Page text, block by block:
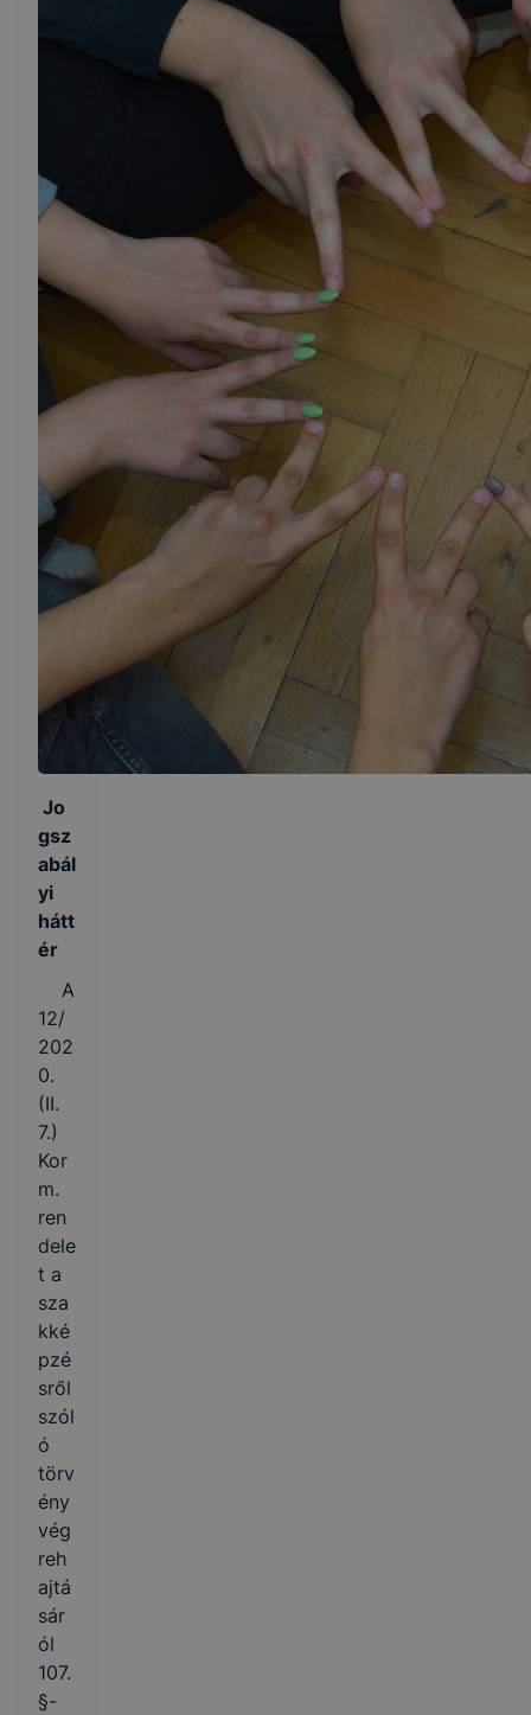
Jo
gsz
abál
yi
hátt
ér
A
12/
202
0.
(II.
7.)
Kor
m.
ren
dele
t a
sza
kké
pzé
sről
szól
ó
törv
ény
vég
reh
ajtá
sár
ól
107.
§-